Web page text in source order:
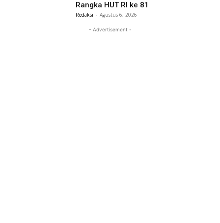
Rangka HUT RI ke 81
Redaksi - Agustus 6, 2026
- Advertisement -